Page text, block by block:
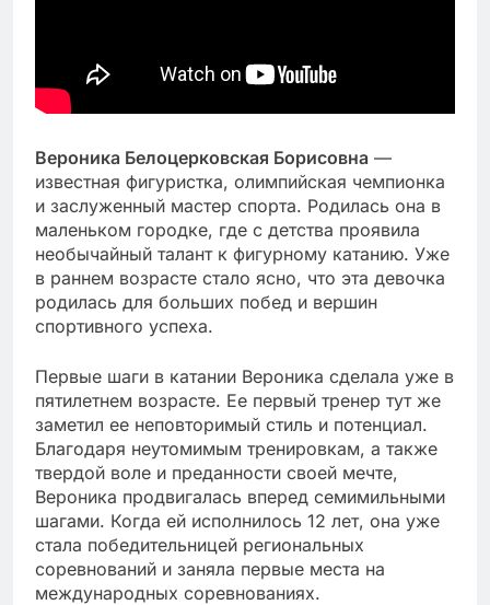
Вероника Белоцерковская Борисовна —
известная фигуристка, олимпийская чемпионка
и заслуженный мастер спорта. Родилась она в
маленьком городке, где с детства проявила
необычайный талант к фигурному катанию. Уже
в раннем возрасте стало ясно, что эта девочка
родилась для больших побед и вершин
спортивного успеха.
Первые шаги в катании Вероника сделала уже в
пятилетнем возрасте. Ее первый тренер тут же
заметил ее неповторимый стиль и потенциал.
Благодаря неутомимым тренировкам, а также
твердой воле и преданности своей мечте,
Вероника продвигалась вперед семимильными
шагами. Когда ей исполнилось 12 лет, она уже
стала победительницей региональных
соревнований и заняла первые места на
международных соревнованиях.